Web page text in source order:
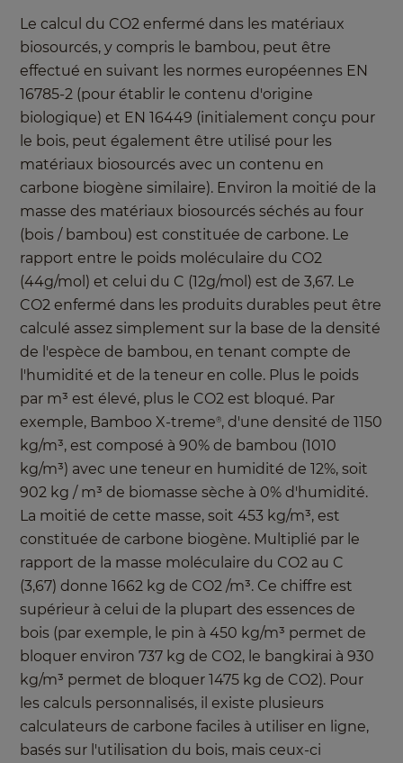
Le calcul du CO2 enfermé dans les matériaux
biosourcés, y compris le bambou, peut être
effectué en suivant les normes européennes EN
16785-2 (pour établir le contenu d'origine
biologique) et EN 16449 (initialement conçu pour
le bois, peut également être utilisé pour les
matériaux biosourcés avec un contenu en
carbone biogène similaire). Environ la moitié de la
masse des matériaux biosourcés séchés au four
(bois / bambou) est constituée de carbone. Le
rapport entre le poids moléculaire du CO2
(44g/mol) et celui du C (12g/mol) est de 3,67. Le
CO2 enfermé dans les produits durables peut être
calculé assez simplement sur la base de la densité
de l'espèce de bambou, en tenant compte de
l'humidité et de la teneur en colle. Plus le poids
par m³ est élevé, plus le CO2 est bloqué. Par
exemple, Bamboo X-treme®, d'une densité de 1150
kg/m³, est composé à 90% de bambou (1010
kg/m³) avec une teneur en humidité de 12%, soit
902 kg / m³ de biomasse sèche à 0% d'humidité.
La moitié de cette masse, soit 453 kg/m³, est
constituée de carbone biogène. Multiplié par le
rapport de la masse moléculaire du CO2 au C
(3,67) donne 1662 kg de CO2 /m³. Ce chiffre est
supérieur à celui de la plupart des essences de
bois (par exemple, le pin à 450 kg/m³ permet de
bloquer environ 737 kg de CO2, le bangkirai à 930
kg/m³ permet de bloquer 1475 kg de CO2). Pour
les calculs personnalisés, il existe plusieurs
calculateurs de carbone faciles à utiliser en ligne,
basés sur l'utilisation du bois, mais ceux-ci